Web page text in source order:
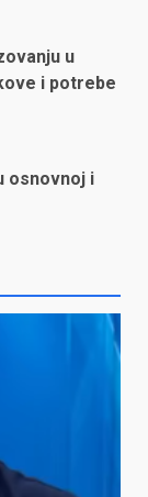
u
i potrebe
osnovnoj i